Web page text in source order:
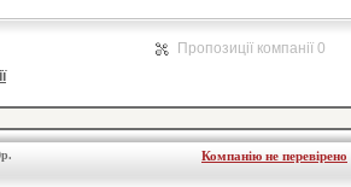
Пропозиції компанії 0
Компанію не перевірено